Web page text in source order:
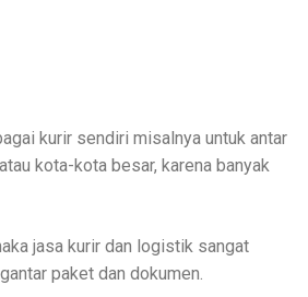
kurir sendiri misalnya untuk antar
kota-kota besar, karena banyak
jasa kurir dan logistik sangat
paket dan dokumen.